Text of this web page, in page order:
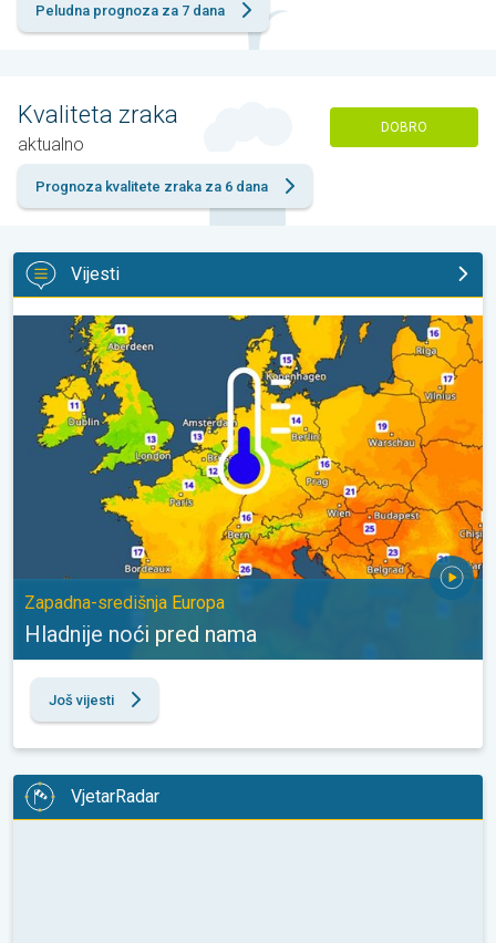
Peludna prognoza za 7 dana
Kvaliteta zraka
aktualno
DOBRO
Prognoza kvalitete zraka za 6 dana
Vijesti
Hladnije noći pred nama. Zapadna-središnja Europa. . .
Zapadna-središnja Europa
Hladnije noći pred nama
Još vijesti
VjetarRadar